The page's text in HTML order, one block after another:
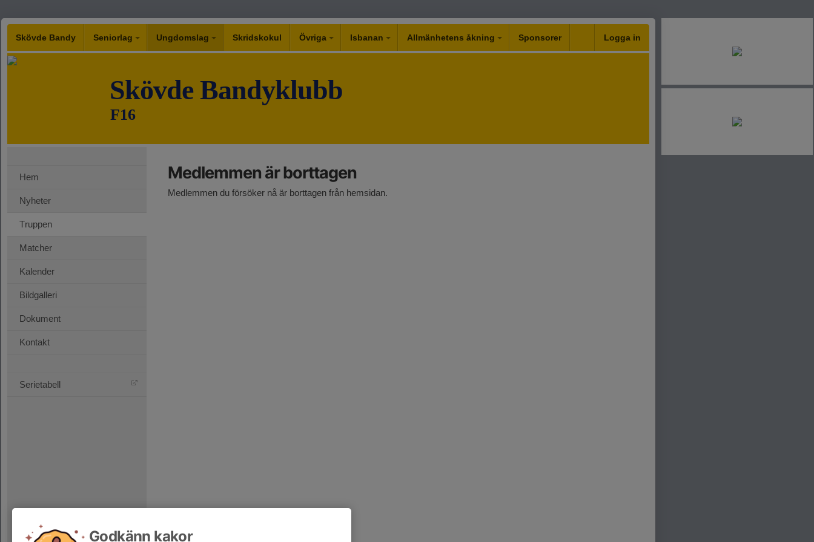
Skövde Bandy Seniorlag Ungdomslag Skridskokul Övriga Isbanan Allmänhetens åkning Sponsorer Logga in
Skövde Bandyklubb
F16
Hem
Nyheter
Truppen
Matcher
Kalender
Bildgalleri
Dokument
Kontakt
Serietabell
Medlemmen är borttagen
Medlemmen du försöker nå är borttagen från hemsidan.
Godkänn kakor